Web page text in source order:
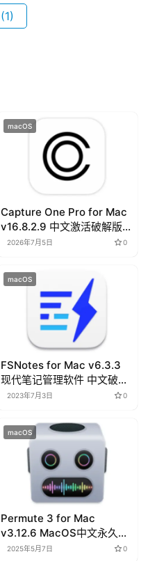
(1)
macOS
Capture One Pro for Mac
v16.8.2.9 中文激活破解版下
载2026年7月5日 0
macOS
FSNotes for Mac v6.3.3
现代笔记管理软件 中文破解
版下载
2023年7月3日 0
macOS
Permute 3 for Mac
v3.12.6 MacOS中文永久破
解版下载
2025年5月7日 0